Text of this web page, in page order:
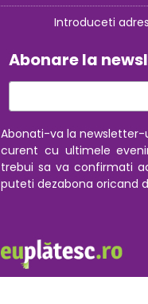
Introduceti
Abonare la
Abonati-va la
curent cu ultimele
trebui sa va confirmati
puteti dezabona oricand